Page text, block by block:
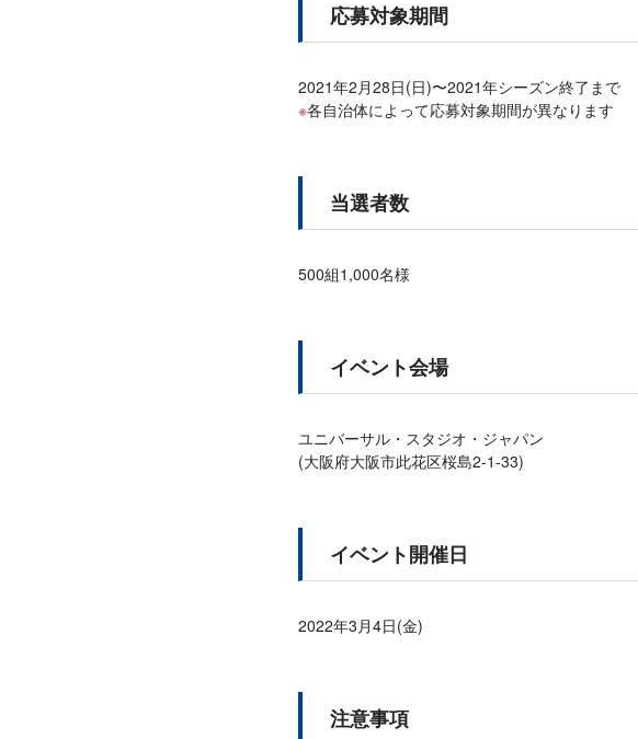
応募対象期間
2021年2月28日(日)〜2021年シーズン終了まで
各自治体によって応募対象期間が異なります
当選者数
500組1,000名様
イベント会場
ユニバーサル・スタジオ・ジャパン
(大阪府大阪市此花区桜島2-1-33)
イベント開催日
2022年3月4日(金)
注意事項